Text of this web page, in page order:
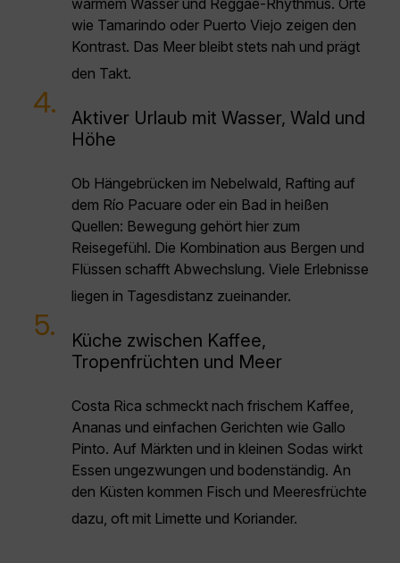
warmem Wasser und Reggae-Rhythmus. Orte
wie Tamarindo oder Puerto Viejo zeigen den
Kontrast. Das Meer bleibt stets nah und prägt
den Takt.
4.
Aktiver Urlaub mit Wasser, Wald und
Höhe
Ob Hängebrücken im Nebelwald, Rafting auf
dem Río Pacuare oder ein Bad in heißen
Quellen: Bewegung gehört hier zum
Reisegefühl. Die Kombination aus Bergen und
Flüssen schafft Abwechslung. Viele Erlebnisse
liegen in Tagesdistanz zueinander.
5.
Küche zwischen Kaffee,
Tropenfrüchten und Meer
Costa Rica schmeckt nach frischem Kaffee,
Ananas und einfachen Gerichten wie Gallo
Pinto. Auf Märkten und in kleinen Sodas wirkt
Essen ungezwungen und bodenständig. An
den Küsten kommen Fisch und Meeresfrüchte
dazu, oft mit Limette und Koriander.